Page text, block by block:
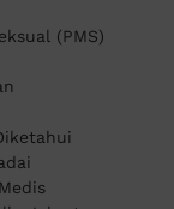
(PMS)